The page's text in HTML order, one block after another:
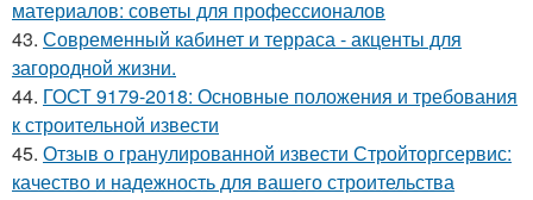
материалов: советы для профессионалов
43. Современный кабинет и терраса - акценты для
загородной жизни.
44. ГОСТ 9179-2018: Основные положения и требования
к строительной извести
45. Отзыв о гранулированной извести Стройторгсервис:
качество и надежность для вашего строительства